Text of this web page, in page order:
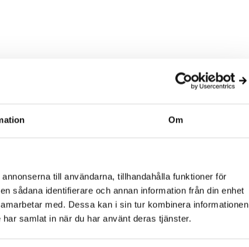
Om
till användarna, tillhandahålla funktioner för
sådana identifierare och annan information från din enhet
med. Dessa kan i sin tur kombinera informationen
samlat in när du har använt deras tjänster.